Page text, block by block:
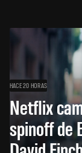
HACE 20 HORAS
Netflix
spinoff de